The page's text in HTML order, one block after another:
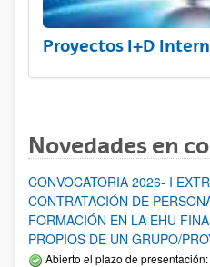
Proyectos I+D
Novedades en
CONVOCATORIA 2026- I
CONTRATACIÓN DE
FORMACIÓN EN LA EHU
PROPIOS DE UN GRUPO/
Abierto el plazo de